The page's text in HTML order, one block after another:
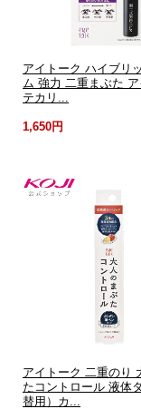
アイトーク ハイブリ
ム 強力 二重まぶた ア
テカリ...
1,650円
アイトーク 二重のり
たコントロール 液体
替用）カ...